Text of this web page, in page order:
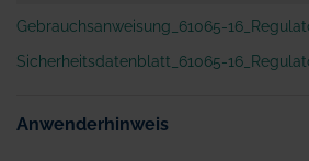
Gebrauchsanweisung_61065-
Sicherheitsdatenblatt_61065-
Anwenderhinweis